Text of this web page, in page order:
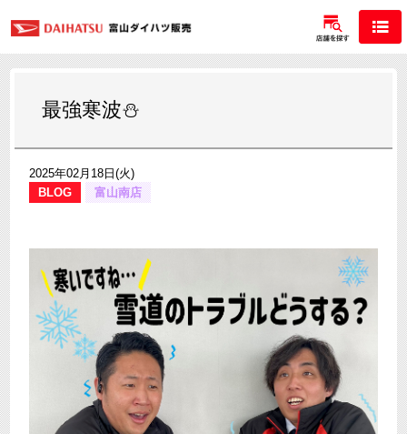
最強寒波⛄
2025年02月18日(火)
BLOG
富山南店